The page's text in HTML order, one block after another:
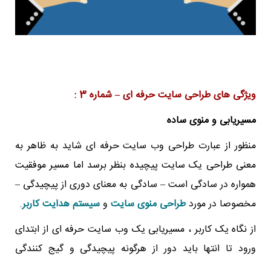
ویژگی های طراحی سایت حرفه ای – شماره 3 :
مسیریابی و منوی ساده
منظور از عبارت طراحی وب سایت حرفه ای شاید به ظاهر به
معنی طراحی یک سایت پیچیده بنظر برسد اما مسیر موفقیت
همواره در سادگی است – سادگی به معنای دوری از پیچیدگی –
مخصوصا در موردطراحی منوی سایت وسیستم هدایت کاربر.
از نگاه یک کاربر ، مسیریابی یک وب سایت حرفه ای از ابتدای
ورود تا انتها باید دور از هرگونه پیچیدگی و گیج کنندگی